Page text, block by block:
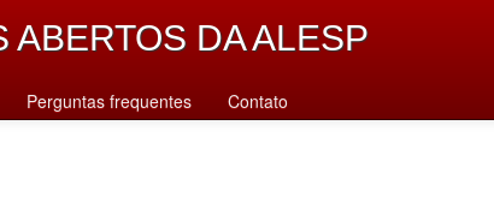
ABERTOS DA ALESP
Perguntas frequentes Contato